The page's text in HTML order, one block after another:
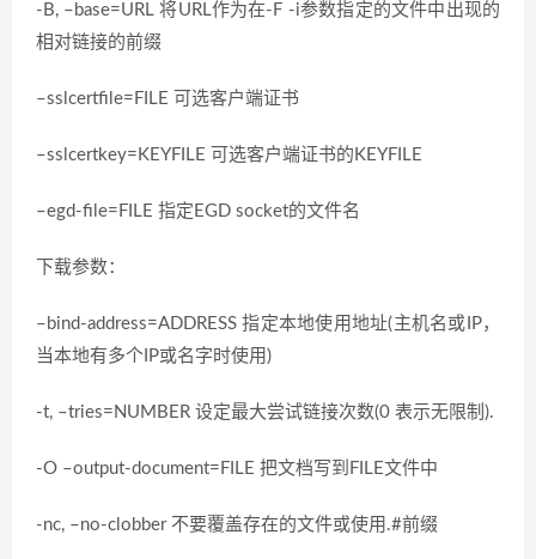
-B, –base=URL 将URL作为在-F -i参数指定的文件中出现的
相对链接的前缀
–sslcertfile=FILE 可选客户端证书
–sslcertkey=KEYFILE 可选客户端证书的KEYFILE
–egd-file=FILE 指定EGD socket的文件名
下载参数：
–bind-address=ADDRESS 指定本地使用地址(主机名或IP，
当本地有多个IP或名字时使用)
-t, –tries=NUMBER 设定最大尝试链接次数(0 表示无限制).
-O –output-document=FILE 把文档写到FILE文件中
-nc, –no-clobber 不要覆盖存在的文件或使用.#前缀